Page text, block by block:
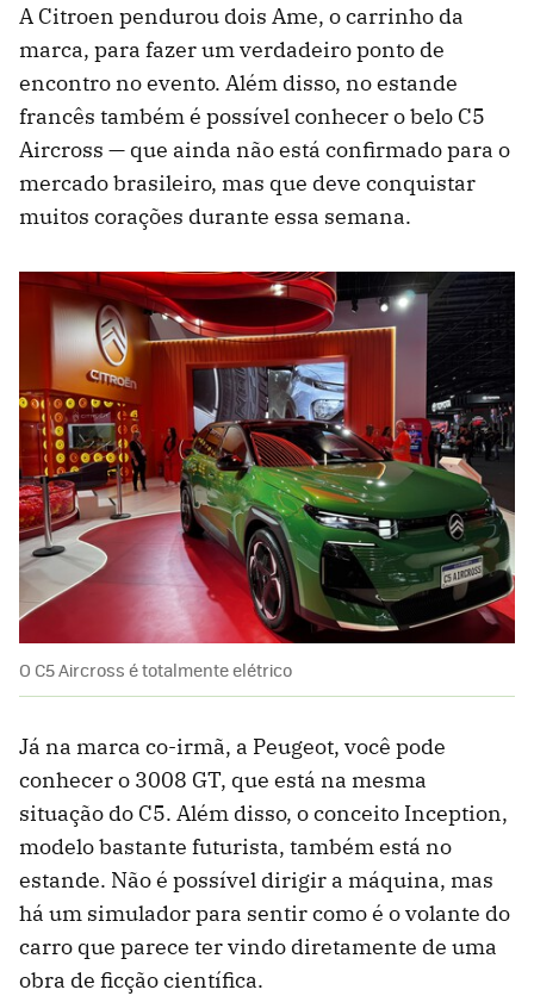
A Citroen pendurou dois Ame, o carrinho da
marca, para fazer um verdadeiro ponto de
encontro no evento. Além disso, no estande
francês também é possível conhecer o belo C5
Aircross — que ainda não está confirmado para o
mercado brasileiro, mas que deve conquistar
muitos corações durante essa semana.
O C5 Aircross é totalmente elétrico
Já na marca co-irmã, a Peugeot, você pode
conhecer o 3008 GT, que está na mesma
situação do C5. Além disso, o conceito Inception,
modelo bastante futurista, também está no
estande. Não é possível dirigir a máquina, mas
há um simulador para sentir como é o volante do
carro que parece ter vindo diretamente de uma
obra de ficção científica.